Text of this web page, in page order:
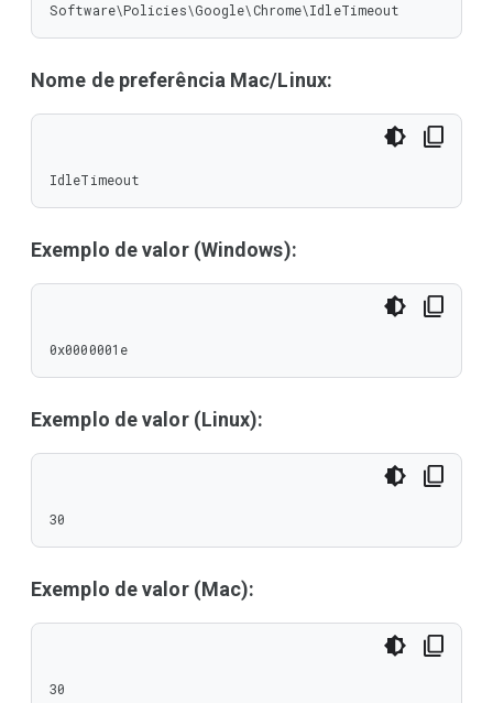
Software\Policies\Google\Chrome\IdleTimeout
Nome de preferência Mac/Linux:
IdleTimeout
Exemplo de valor (Windows):
0x0000001e
Exemplo de valor (Linux):
30
Exemplo de valor (Mac):
30